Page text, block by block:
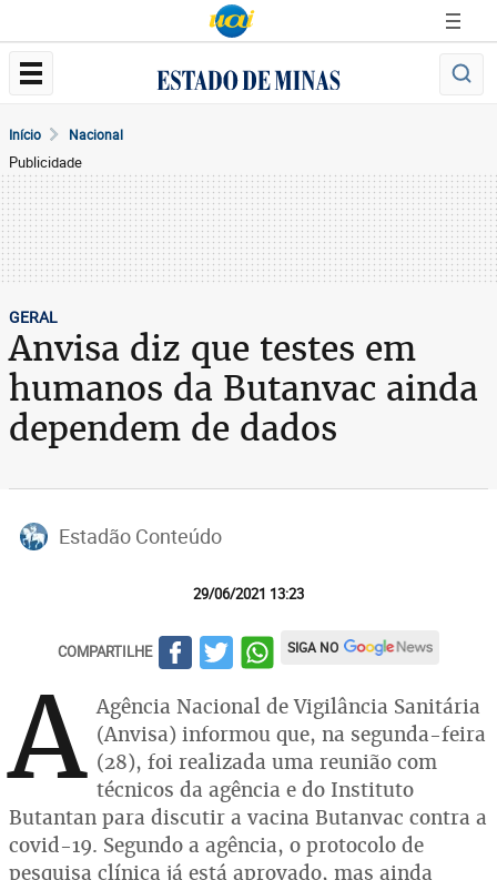
Início Nacional
Publicidade
GERAL
Anvisa diz que testes em
humanos da Butanvac ainda
dependem de dados
Estadão Conteúdo
29/06/2021 13:23
COMPARTILHE SIGA NO
A Agência Nacional de Vigilância Sanitária
(Anvisa) informou que, na segunda-feira
(28), foi realizada uma reunião com
técnicos da agência e do Instituto
Butantan para discutir a vacina Butanvac contra a
covid-19. Segundo a agência, o protocolo de
pesquisa clínica já está aprovado, mas ainda